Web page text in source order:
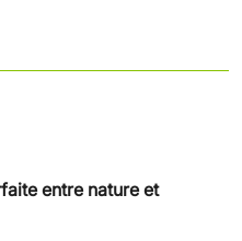
entre nature et